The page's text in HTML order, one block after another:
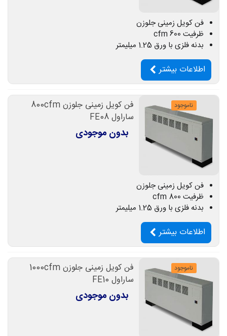
فن کویل زمینی جلوزن
ظرفیت 600 cfm
بدنه فلزی با ورق 1.25 میلیمتر
اطلاعات بیشتر
ناموجود
فن کویل زمینی جلوزن 800cfm
ساراول FE08
بدون موجودی
فن کویل زمینی جلوزن
ظرفیت 800 cfm
بدنه فلزی با ورق 1.25 میلیمتر
اطلاعات بیشتر
ناموجود
فن کویل زمینی جلوزن 1000cfm
ساراول FE10
بدون موجودی